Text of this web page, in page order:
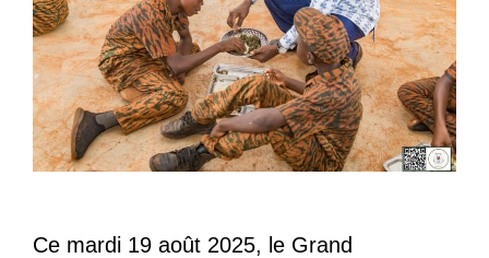
Ce mardi 19 août 2025, le Grand